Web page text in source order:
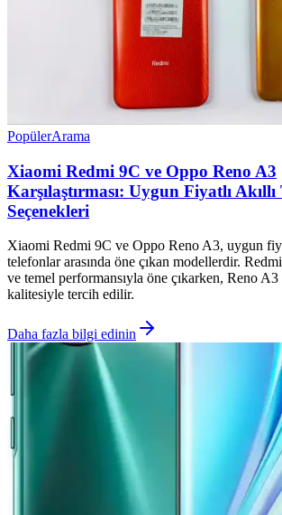
PopülerArama
Xiaomi Redmi 9C ve Oppo Reno A3
Karşılaştırması: Uygun Fiyatlı Akıllı
Seçenekleri
Xiaomi Redmi 9C ve Oppo Reno A3, uygun
telefonlar arasında öne çıkan modellerdir.
ve temel performansıyla öne çıkarken, Reno A3
kalitesiyle tercih edilir.
Daha fazla bilgi edinin